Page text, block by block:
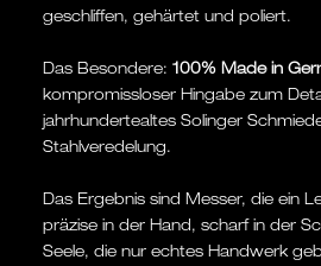
geschliffen, gehärtet und poliert.
Das Besondere: 100% Made in
kompromissloser Hingabe zum
jahrhundertealtes Solinger
Stahlveredelung.
Das Ergebnis sind Messer, die ein
präzise in der Hand, scharf in der
Seele, die nur echtes Handwerk